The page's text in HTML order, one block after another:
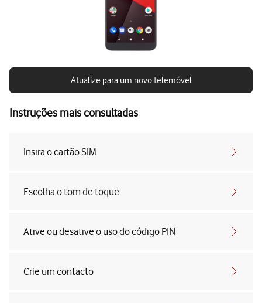
Atualize para um novo telemóvel
Instruções mais consultadas
Insira o cartão SIM
Escolha o tom de toque
Ative ou desative o uso do código PIN
Crie um contacto